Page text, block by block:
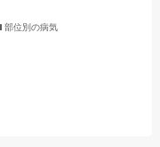
部位別の病気